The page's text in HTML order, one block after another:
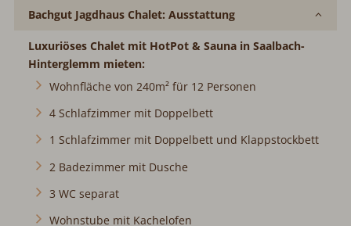
Bachgut Jagdhaus Chalet: Ausstattung
Luxuriöses Chalet mit HotPot & Sauna in Saalbach-
Hinterglemm mieten:
Wohnfläche von 240m² für 12 Personen
4 Schlafzimmer mit Doppelbett
1 Schlafzimmer mit Doppelbett und Klappstockbett
2 Badezimmer mit Dusche
3 WC separat
Wohnstube mit Kachelofen